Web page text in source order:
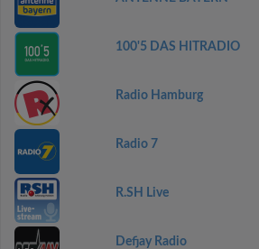
100'5 DAS HITRADIO
Radio Hamburg
Radio 7
R.SH Live
Defjay Radio